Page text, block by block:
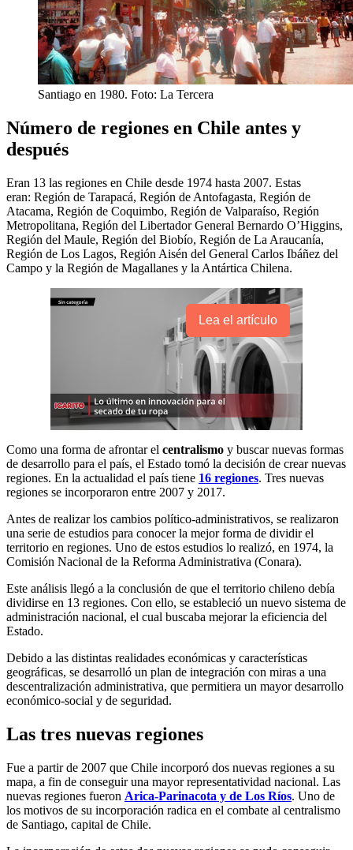
Santiago en 1980. Foto: La Tercera
Número de regiones en Chile antes y
después
Eran 13 las regiones en Chile desde 1974 hasta 2007. Estas
eran: Región de Tarapacá, Región de Antofagasta, Región de
Atacama, Región de Coquimbo, Región de Valparaíso, Región
Metropolitana, Región del Libertador General Bernardo O’Higgins,
Región del Maule, Región del Biobío, Región de La Araucanía,
Región de Los Lagos, Región Aisén del General Carlos Ibáñez del
Campo y la Región de Magallanes y la Antártica Chilena.
Lea el artículo
Como una forma de afrontar el centralismo y buscar nuevas formas
de desarrollo para el país, el Estado tomó la decisión de crear nuevas
regiones. En la actualidad el país tiene 16 regiones. Tres nuevas
regiones se incorporaron entre 2007 y 2017.
Antes de realizar los cambios político-administrativos, se realizaron
una serie de estudios para conocer la mejor forma de dividir el
territorio en regiones. Uno de estos estudios lo realizó, en 1974, la
Comisión Nacional de la Reforma Administrativa (Conara).
Este análisis llegó a la conclusión de que el territorio chileno debía
dividirse en 13 regiones. Con ello, se estableció un nuevo sistema de
administración nacional, el cual buscaba mejorar la eficiencia del
Estado.
Debido a las distintas realidades económicas y características
geográficas, se desarrolló un plan de integración con miras a una
descentralización administrativa, que permitiera un mayor desarrollo
económico-social y de seguridad.
Las tres nuevas regiones
Fue a partir de 2007 que Chile incorporó dos nuevas regiones a su
mapa, a fin de conseguir una mayor representatividad nacional. Las
nuevas regiones fueron Arica-Parinacota y de Los Ríos. Uno de
los motivos de su incorporación radica en el combate al centralismo
de Santiago, capital de Chile.